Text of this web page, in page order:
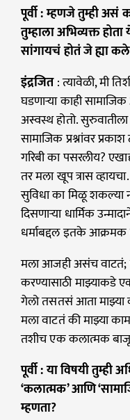
पूर्वी : म्हणजे तुम्ही असं
तुम्हाला अभिव्यक्त
सांगायचं होतं जे ह्या
इंद्रजित: त्यावेळी, मी
घडणार्‍या काही
अस्वस्थ होतो.
सामाजिक प्रश्नांवर
गरिबी का पसरलीय?
तर मला खूप त्रास
सुविधा का मिळू
दिसणाऱ्या धार्मिक
धर्माबद्दल इतके
मला आजही असंच
करण्यासाठी
गेलो तसतसं आता माझ्या
मला वाटतं की माझ्या
तशीच एक कलात्मक
पूर्वी : या विषयी
‘कलात्मक’ आणि
म्हणता?